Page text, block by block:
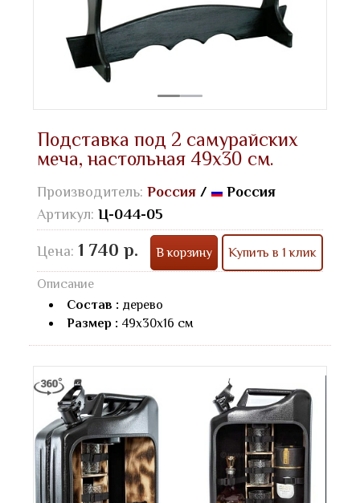
Подставка под 2 самурайских
меча, настольная 49х30 см.
Производитель: Россия /
Россия
Артикул: Ц-044-05
Цена: 1 740 р. В корзину Купить в 1 клик
Описание
Состав : дерево
Размер : 49х30х16 см